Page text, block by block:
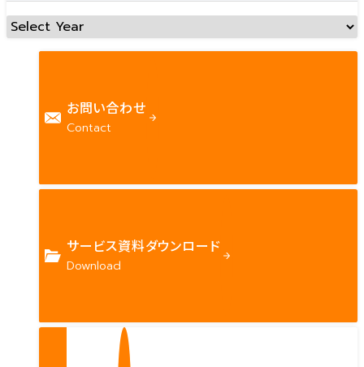
お問い合わせ
Contact
サービス資料ダウンロード
Download